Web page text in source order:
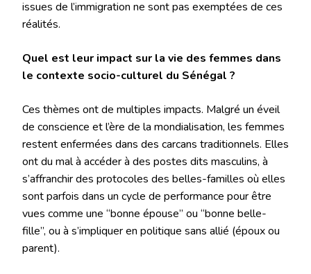
issues de l’immigration ne sont pas exemptées de ces
réalités.
Quel est leur impact sur la vie des femmes dans
le contexte socio-culturel du Sénégal ?
Ces thèmes ont de multiples impacts. Malgré un éveil
de conscience et l’ère de la mondialisation, les femmes
restent enfermées dans des carcans traditionnels. Elles
ont du mal à accéder à des postes dits masculins, à
s’affranchir des protocoles des belles-familles où elles
sont parfois dans un cycle de performance pour être
vues comme une “bonne épouse” ou “bonne belle-
fille”, ou à s’impliquer en politique sans allié (époux ou
parent).